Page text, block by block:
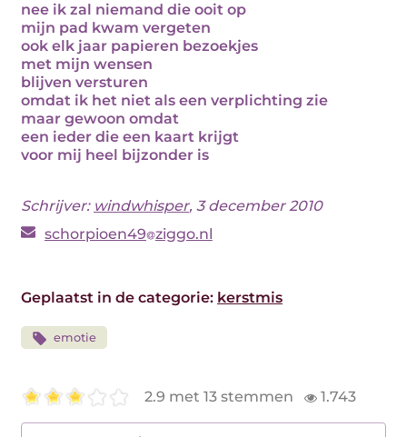
nee ik zal niemand die ooit op
mijn pad kwam vergeten
ook elk jaar papieren bezoekjes
met mijn wensen
blijven versturen
omdat ik het niet als een verplichting zie
maar gewoon omdat
een ieder die een kaart krijgt
voor mij heel bijzonder is
Schrijver: windwhisper, 3 december 2010
schorpioen49 ziggo.nl
Geplaatst in de categorie: kerstmis
emotie
2.9 met 13 stemmen 1.743